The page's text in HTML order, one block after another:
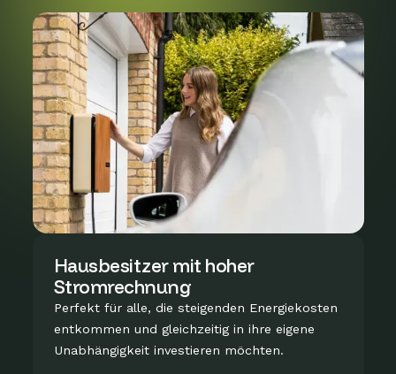
Hausbesitzer mit hoher
Stromrechnung
Perfekt für alle, die steigenden Energiekosten
entkommen und gleichzeitig in ihre eigene
Unabhängigkeit investieren möchten.